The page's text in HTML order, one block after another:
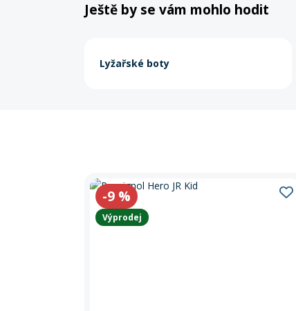
Ještě by se vám mohlo hodit
Lyžařské boty
-9 %
Výprodej